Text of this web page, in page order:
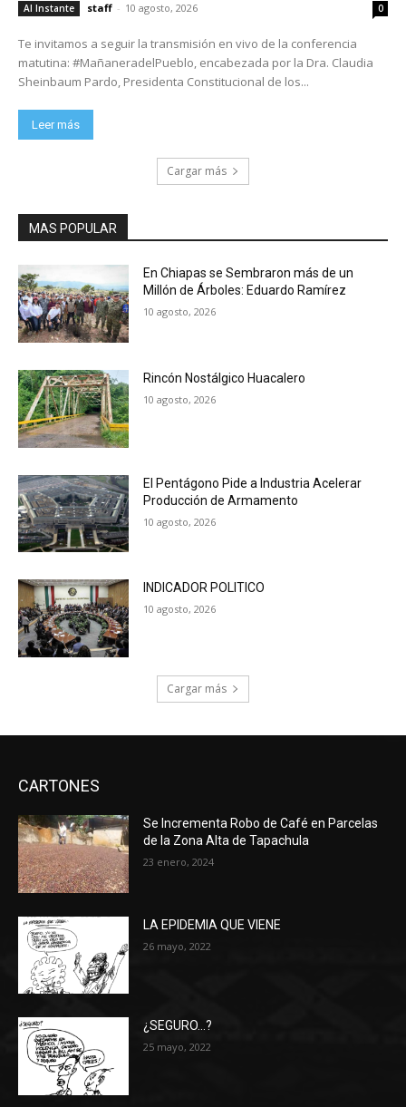
Al Instante staff - 10 agosto, 2026 0
Te invitamos a seguir la transmisión en vivo de la conferencia
matutina: #MañaneradelPueblo, encabezada por la Dra. Claudia
Sheinbaum Pardo, Presidenta Constitucional de los...
Leer más
Cargar más
MAS POPULAR
En Chiapas se Sembraron más de un
Millón de Árboles: Eduardo Ramírez
10 agosto, 2026
Rincón Nostálgico Huacalero
10 agosto, 2026
El Pentágono Pide a Industria Acelerar
Producción de Armamento
10 agosto, 2026
INDICADOR POLITICO
10 agosto, 2026
Cargar más
CARTONES
Se Incrementa Robo de Café en Parcelas
de la Zona Alta de Tapachula
23 enero, 2024
LA EPIDEMIA QUE VIENE
26 mayo, 2022
¿SEGURO…?
25 mayo, 2022